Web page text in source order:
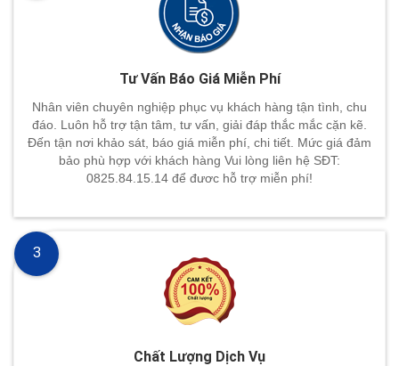
Tư Vấn Báo Giá Miễn Phí
Nhân viên chuyên nghiệp phục vụ khách hàng tận tình, chu
đáo. Luôn hỗ trợ tận tâm, tư vấn, giải đáp thắc mắc cặn kẽ.
Đến tận nơi khảo sát, báo giá miễn phí, chi tiết. Mức giá đảm
bảo phù hợp với khách hàng Vui lòng liên hệ SĐT:
0825.84.15.14 để đươc hỗ trợ miễn phí!
Chất Lượng Dịch Vụ
3